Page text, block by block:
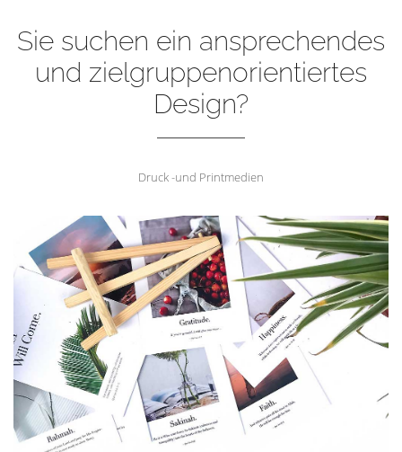
Sie suchen ein ansprechendes
und zielgruppenorientiertes
Design?
Druck -und Printmedien